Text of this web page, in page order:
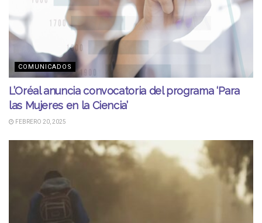
COMUNICADOS
L’Oréal anuncia convocatoria del programa ‘Para
las Mujeres en la Ciencia’
FEBRERO 20, 2025